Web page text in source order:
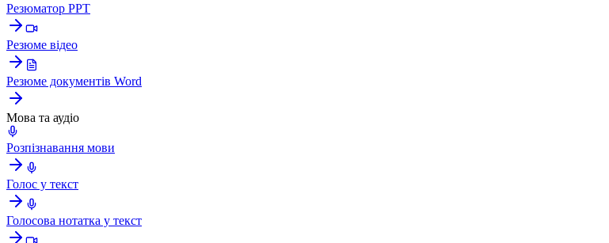
Резюматор PPT
Резюме відео
Резюме документів Word
Мова та аудіо
Розпізнавання мови
Голос у текст
Голосова нотатка у текст